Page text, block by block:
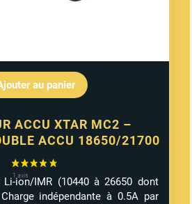
au panier
ACCU XTAR MC2 –
ACCU 18650/21700
ion/IMR (10440 à 26650 dont
indépendante à 0.5A par